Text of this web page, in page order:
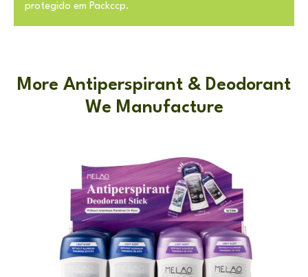
protegido em Packccp.
More Antiperspirant & Deodorant
We Manufacture